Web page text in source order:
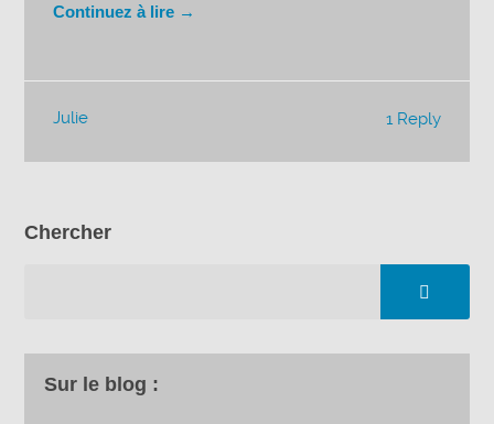
Continuez à lire →
1 Reply
Julie
Chercher
Sur le blog :